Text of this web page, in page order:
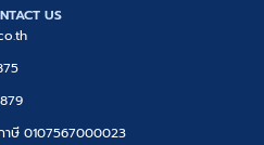
US
าษี 0107567000023